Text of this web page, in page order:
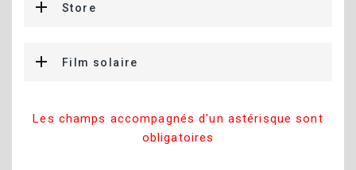
Store
Film solaire
Les champs accompagnés d'un astérisque sont
obligatoires